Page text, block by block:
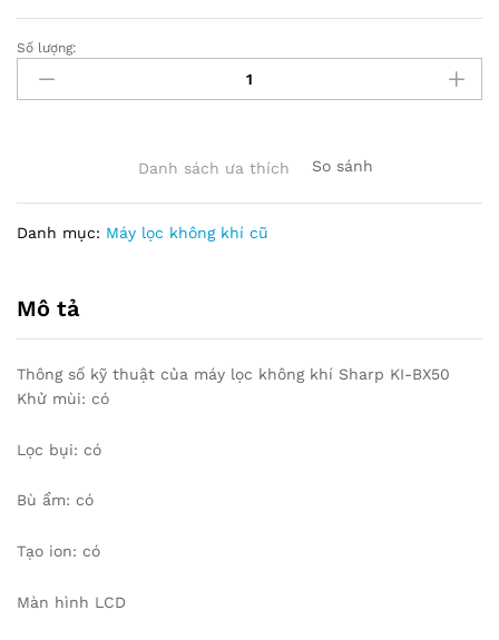
ác
lượng
Số lượng:
Danh sách ưa thích So sánh
Danh mục: Máy lọc không khí cũ
Mô tả
Thông số kỹ thuật của máy lọc không khí Sharp KI-BX50
Khử mùi: có
Lọc bụi: có
Bù ẩm: có
Tạo ion: có
Màn hình LCD